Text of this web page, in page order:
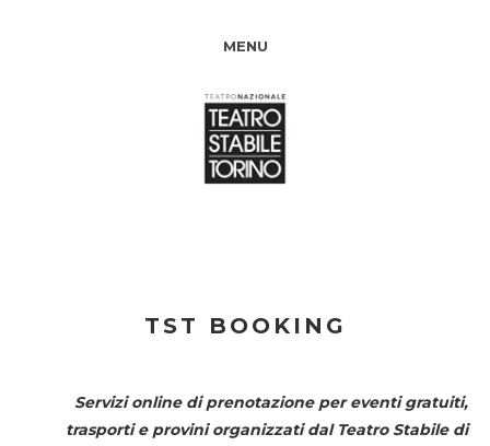
MENU
TST BOOKING
Servizi online di prenotazione per eventi gratuiti,
trasporti e provini organizzati dal Teatro Stabile di